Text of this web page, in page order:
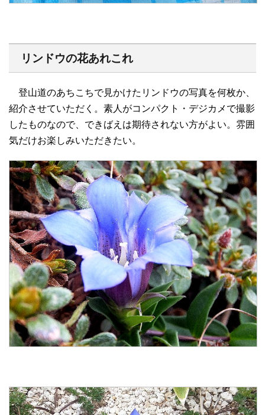
リンドウの花あれこれ
登山道のあちこちで見かけたリンドウの写真を何枚か、
紹介させていただく。素人がコンパクト・デジカメで撮影
したものなので、できばえは期待されない方がよい。雰囲
気だけお楽しみいただきたい。